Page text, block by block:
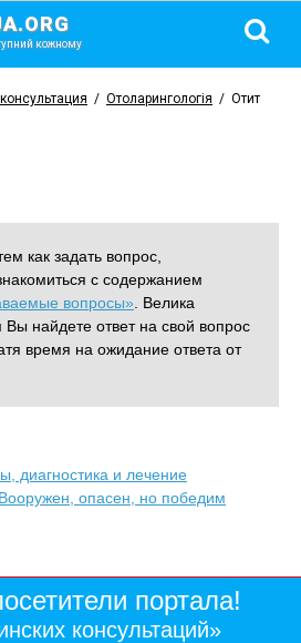
кожному
/ Отоларингологія / Отит
как задать вопрос,
с содержанием
вопросы» . Велика
Вы найдете ответ на свой вопрос
время на ожидание ответа от
диагностика и лечение
опасен, но победим
портала!
консультаций»